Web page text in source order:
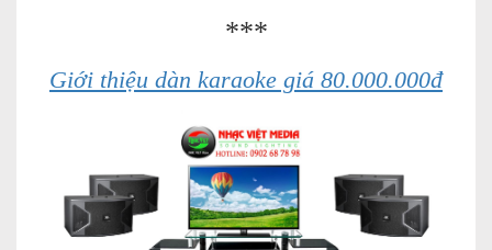
***
Giới thiệu dàn karaoke giá 80.000.000đ